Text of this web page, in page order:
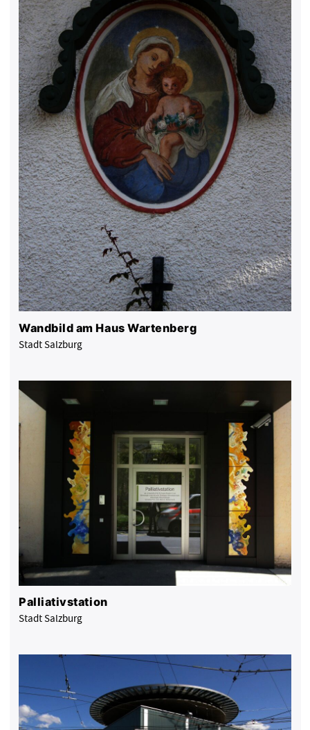
Wandbild am Haus Wartenberg
Stadt Salzburg
Palliativstation
Stadt Salzburg